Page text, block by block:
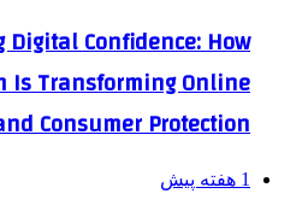
Confidence: How
Is Transforming Online
Consumer Protection
1 هفته پیش